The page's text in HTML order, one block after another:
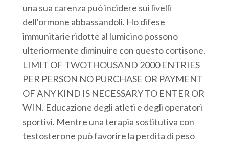
una sua carenza può incidere sui livelli
dell'ormone abbassandoli. Ho difese
immunitarie ridotte al lumicino possono
ulteriormente diminuire con questo cortisone.
LIMIT OF TWOTHOUSAND 2000 ENTRIES
PER PERSON NO PURCHASE OR PAYMENT
OF ANY KIND IS NECESSARY TO ENTER OR
WIN. Educazione degli atleti e degli operatori
sportivi. Mentre una terapia sostitutiva con
testosterone può favorire la perdita di peso